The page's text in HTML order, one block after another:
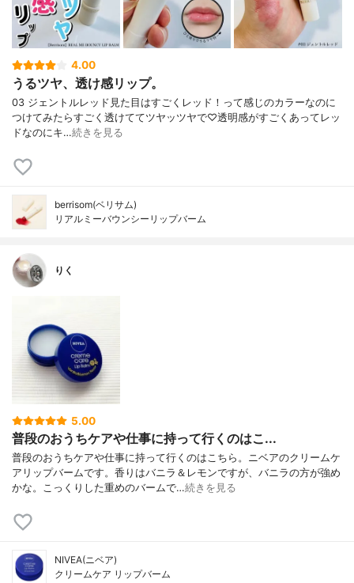
4.00
うるツヤ、透け感リップ。
03 ジェントルレッド見た目はすごくレッド！って感じのカラーなのに
つけてみたらすごく透けててツヤッツヤで♡透明感がすごくあってレッ
ドなのにキ…続きを見る
berrisom(ベリサム)
リアルミーバウンシーリップバーム
りく
5.00
普段のおうちケアや仕事に持って行くのはこ...
普段のおうちケアや仕事に持って行くのはこちら。ニベアのクリームケ
アリップバームです。香りはバニラ＆レモンですが、バニラの方が強め
かな。こっくりした重めのバームで…続きを見る
NIVEA(ニベア)
クリームケア リップバーム